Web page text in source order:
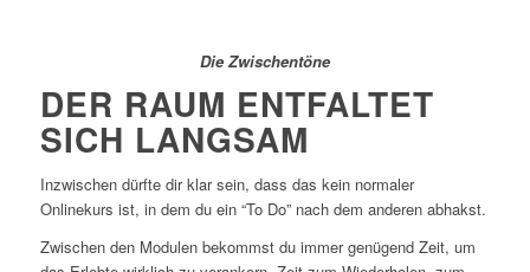
Die Zwischentöne
DER RAUM ENTFALTET
SICH LANGSAM
Inzwischen dürfte dir klar sein, dass das kein normaler
Onlinekurs ist, in dem du ein “To Do” nach dem anderen abhakst.
Zwischen den Modulen bekommst du immer genügend Zeit, um